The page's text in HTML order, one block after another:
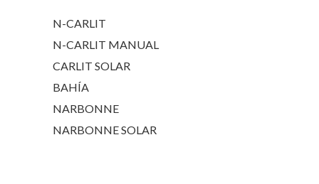
N-CARLIT
N-CARLIT MANUAL
CARLIT SOLAR
BAHÍA
NARBONNE
NARBONNE SOLAR